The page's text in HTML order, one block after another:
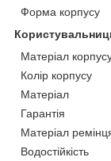
Форма корпусу
Матеріал
Колір корпусу
Матеріал
Гарантія
Матеріал
Водостійкість